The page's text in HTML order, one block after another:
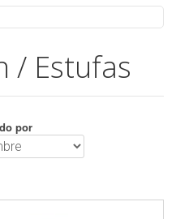
/ Estufas
por